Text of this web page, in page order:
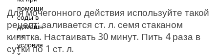
Для мочегонного действия используйте такой
рецепт: заливается ст. л. семя стаканом
кипятка. Настаивать 30 минут. Пить 4 раза в
сутки по 1 ст. л.